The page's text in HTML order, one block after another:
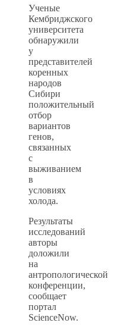
Ученые
Кембриджского
университета
обнаружили
у
представителей
коренных
народов
Сибири
положительный
отбор
вариантов
генов,
связанных
с
выживанием
в
условиях
холода.
Результаты
исследований
авторы
доложили
на
антропологической
конференции,
сообщает
портал
ScienceNow.